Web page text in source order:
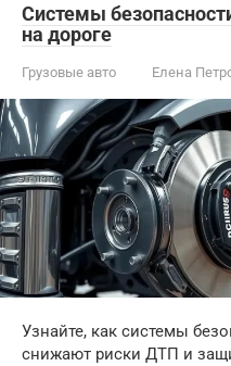
Системы
на дороге
Грузовые авто Елена
Узнайте, как системы
снижают риски ДТП и